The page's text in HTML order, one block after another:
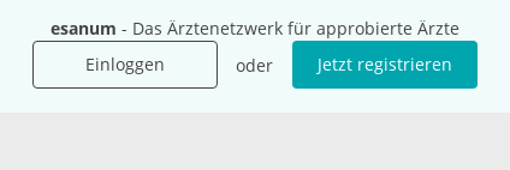
esanum - Das Ärztenetzwerk für approbierte Ärzte
Einloggen
oder Jetzt registrieren